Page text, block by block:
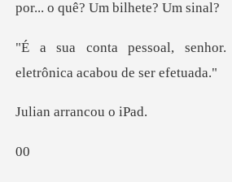
or.
eletrô
arranco